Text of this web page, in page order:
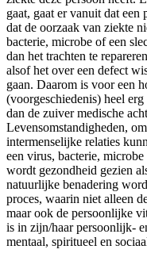
gaat, gaat er vanuit dat een
dat de oorzaak van ziekte
bacterie, microbe of een
dan het trachten te
alsof het over een defect
gaan. Daarom is voor een
(voorgeschiedenis) heel
dan de zuiver medische
Levensomstandigheden,
intermenselijke relaties
een virus, bacterie,
wordt gezondheid gezien
natuurlijke benadering
proces, waarin niet alleen
maar ook de persoonlijke
is in zijn/haar persoonlijk-
mentaal, spiritueel en